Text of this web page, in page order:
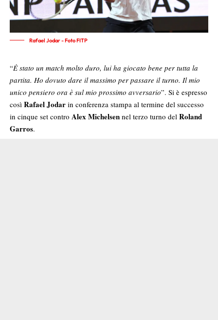
Rafael Jodar - Foto FITP
“È stato un match molto duro, lui ha giocato bene per tutta la
partita. Ho dovuto dare il massimo per passare il turno. Il mio
unico pensiero ora è sul mio prossimo avversario”. Si è espresso
così Rafael Jodar in conferenza stampa al termine del successo
in cinque set contro Alex Michelsen nel terzo turno del Roland
Garros.